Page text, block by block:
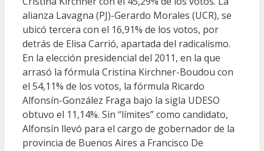
alianza Lavagna (PJ)-Gerardo Morales (UCR), se
ubicó tercera con el 16,91% de los votos, por
detrás de Elisa Carrió, apartada del radicalismo.
En la elección presidencial del 2011, en la que
arrasó la fórmula Cristina Kirchner-Boudou con
el 54,11% de los votos, la fórmula Ricardo
Alfonsín-González Fraga bajo la sigla UDESO
obtuvo el 11,14%. Sin “límites” como candidato,
Alfonsín llevó para el cargo de gobernador de la
provincia de Buenos Aires a Francisco De